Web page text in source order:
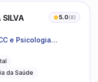
SILVA 5.0(8)
e Psicologia
da Saúde